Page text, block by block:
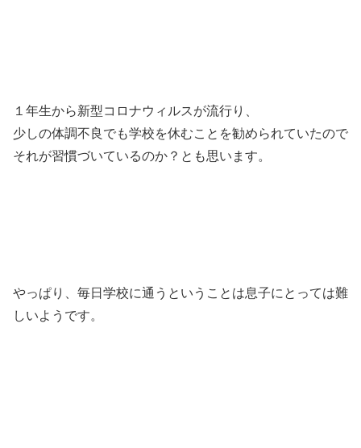
１年生から新型コロナウィルスが流行り、
少しの体調不良でも学校を休むことを勧められていたので
それが習慣づいているのか？とも思います。
やっぱり、毎日学校に通うということは息子にとっては難
しいようです。